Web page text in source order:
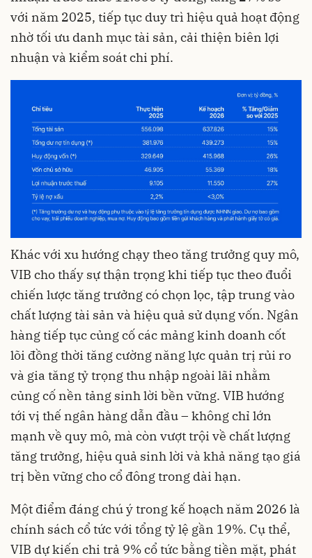
với năm 2025, tiếp tục duy trì hiệu quả hoạt động
nhờ tối ưu danh mục tài sản, cải thiện biên lợi
nhuận và kiểm soát chi phí.
Khác với xu hướng chạy theo tăng trưởng quy mô,
VIB cho thấy sự thận trọng khi tiếp tục theo đuổi
chiến lược tăng trưởng có chọn lọc, tập trung vào
chất lượng tài sản và hiệu quả sử dụng vốn. Ngân
hàng tiếp tục củng cố các mảng kinh doanh cốt
lõi đồng thời tăng cường năng lực quản trị rủi ro
và gia tăng tỷ trọng thu nhập ngoài lãi nhằm
củng cố nền tảng sinh lời bền vững. VIB hướng
tới vị thế ngân hàng dẫn đầu – không chỉ lớn
mạnh về quy mô, mà còn vượt trội về chất lượng
tăng trưởng, hiệu quả sinh lời và khả năng tạo giá
trị bền vững cho cổ đông trong dài hạn.
Một điểm đáng chú ý trong kế hoạch năm 2026 là
chính sách cổ tức với tổng tỷ lệ gần 19%. Cụ thể,
VIB dự kiến chi trả 9% cổ tức bằng tiền mặt, phát